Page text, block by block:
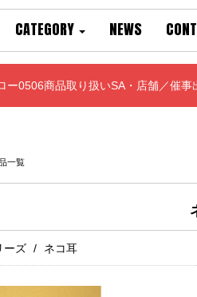
CATEGORY NEWS
ー0506商品取り扱いSA・店舗／催事
一覧
ーズ ネコ耳